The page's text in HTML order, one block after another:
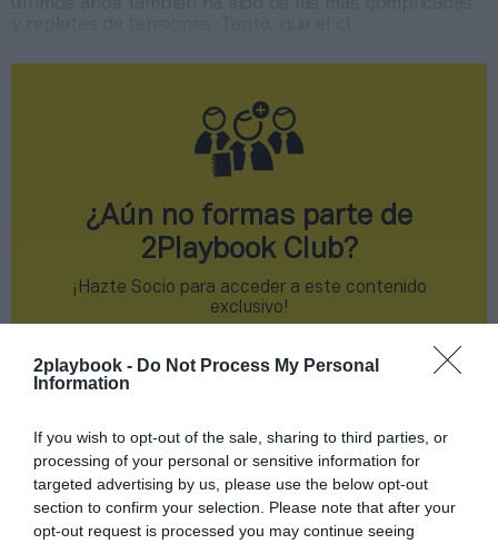
2playbook - Do Not Process My Personal
Information
If you wish to opt-out of the sale, sharing to third parties, or
processing of your personal or sensitive information for
targeted advertising by us, please use the below opt-out
section to confirm your selection. Please note that after your
opt-out request is processed you may continue seeing
¿Aún no formas parte de
2Playbook Club?
¡Hazte Socio para acceder a este contenido
exclusivo!
Compartir
Imprimir